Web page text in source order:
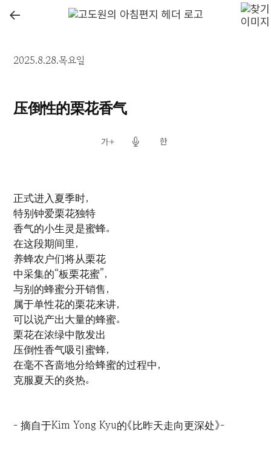
←
2025.8.28.목요일
压倒性的栗花香气
正式进入夏季时，
特别钟爱栗花独特
香气的小生灵是蜜蜂。
在这段期间里，
养蜂农户们将从栗花
中采集的“板栗花蜜”，
与别的蜂蜜分开销售，
属于单性花的栗花来讲，
可以说产出大量的蜂蜜。
栗花在浓绿中散发出
压倒性香气吸引蜜蜂，
在毫不吝啬地分给蜂蜜的过程中，
克服夏天的炎热。
- 摘自于Kim Yong Kyu的《比昨天走向更深处》-